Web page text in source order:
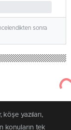
sonra
yazıları,
konuların tek